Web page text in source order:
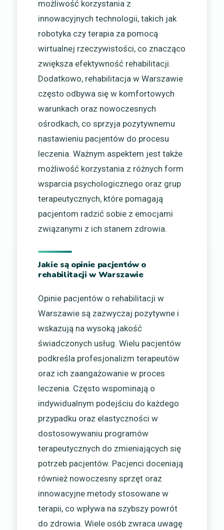
możliwość korzystania z
innowacyjnych technologii, takich jak
robotyka czy terapia za pomocą
wirtualnej rzeczywistości, co znacząco
zwiększa efektywność rehabilitacji.
Dodatkowo, rehabilitacja w Warszawie
często odbywa się w komfortowych
warunkach oraz nowoczesnych
ośrodkach, co sprzyja pozytywnemu
nastawieniu pacjentów do procesu
leczenia. Ważnym aspektem jest także
możliwość korzystania z różnych form
wsparcia psychologicznego oraz grup
terapeutycznych, które pomagają
pacjentom radzić sobie z emocjami
związanymi z ich stanem zdrowia.
Jakie są opinie pacjentów o
rehabilitacji w Warszawie
Opinie pacjentów o rehabilitacji w
Warszawie są zazwyczaj pozytywne i
wskazują na wysoką jakość
świadczonych usług. Wielu pacjentów
podkreśla profesjonalizm terapeutów
oraz ich zaangażowanie w proces
leczenia. Często wspominają o
indywidualnym podejściu do każdego
przypadku oraz elastyczności w
dostosowywaniu programów
terapeutycznych do zmieniających się
potrzeb pacjentów. Pacjenci doceniają
również nowoczesny sprzęt oraz
innowacyjne metody stosowane w
terapii, co wpływa na szybszy powrót
do zdrowia. Wiele osób zwraca uwagę